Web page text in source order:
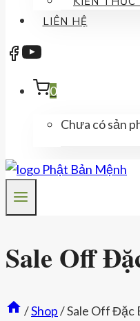
LIÊN HỆ
0
Chưa có sản
Sale Off
/Shop/Sale Off Đặc